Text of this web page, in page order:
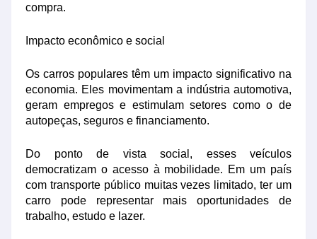
compra.
Impacto econômico e social
Os carros populares têm um impacto significativo na
economia. Eles movimentam a indústria automotiva,
geram empregos e estimulam setores como o de
autopeças, seguros e financiamento.
Do ponto de vista social, esses veículos
democratizam o acesso à mobilidade. Em um país
com transporte público muitas vezes limitado, ter um
carro pode representar mais oportunidades de
trabalho, estudo e lazer.